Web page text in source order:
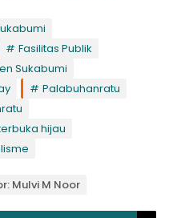
Fasilitas Publik
Sukabumi
Palabuhanratu
hijau
Mulvi M Noor